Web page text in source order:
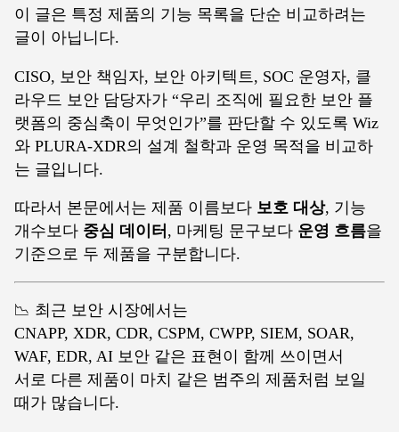
이 글은 특정 제품의 기능 목록을 단순 비교하려는
글이 아닙니다.
CISO, 보안 책임자, 보안 아키텍트, SOC 운영자, 클
라우드 보안 담당자가 “우리 조직에 필요한 보안 플
랫폼의 중심축이 무엇인가”를 판단할 수 있도록 Wiz
와 PLURA-XDR의 설계 철학과 운영 목적을 비교하
는 글입니다.
따라서 본문에서는 제품 이름보다 보호 대상, 기능
개수보다 중심 데이터 , 마케팅 문구보다 운영 흐름을
기준으로 두 제품을 구분합니다.
📉 최근 보안 시장에서는
CNAPP, XDR, CDR, CSPM, CWPP, SIEM, SOAR,
WAF, EDR, AI 보안 같은 표현이 함께 쓰이면서
서로 다른 제품이 마치 같은 범주의 제품처럼 보일
때가 많습니다.